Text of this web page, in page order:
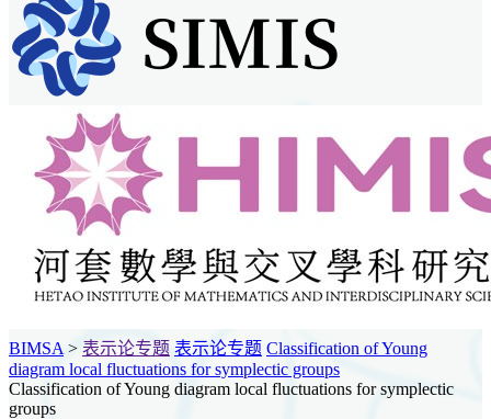
BIMSA > 表示论专题 表示论专题 Classification of Young
diagram local fluctuations for symplectic groups
Classification of Young diagram local fluctuations for symplectic
groups